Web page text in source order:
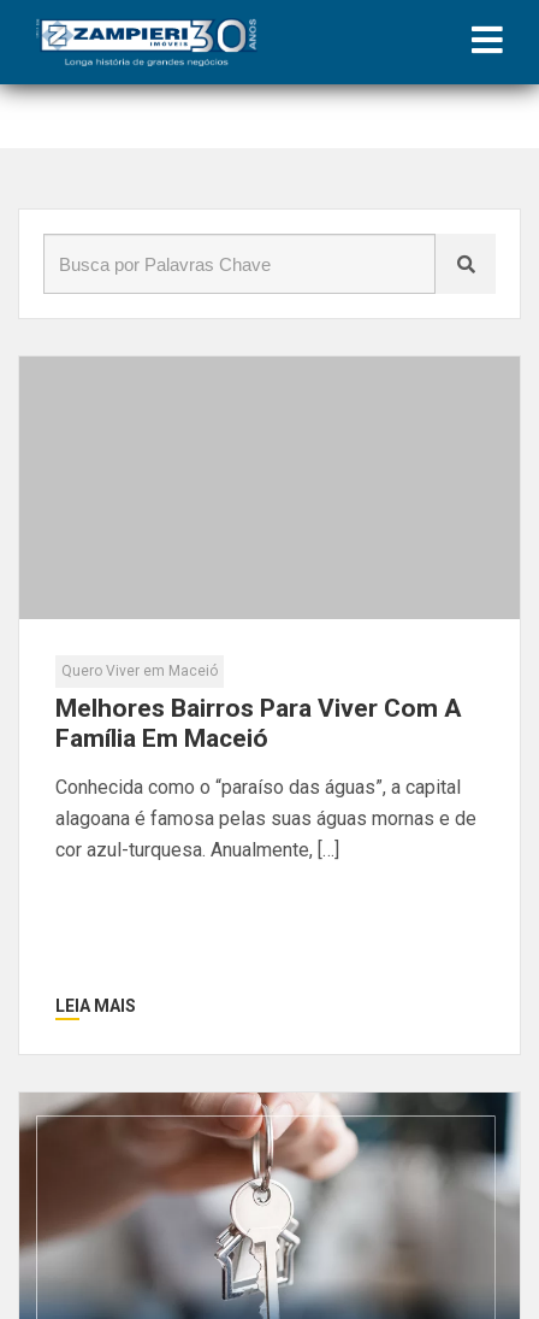
Início»Blog»alugar imóveis em maceió
Quero Viver em Maceió
Melhores Bairros Para Viver Com A
Família Em Maceió
Conhecida como o “paraíso das águas”, a capital
alagoana é famosa pelas suas águas mornas e de
cor azul-turquesa. Anualmente, […]
LEIA MAIS